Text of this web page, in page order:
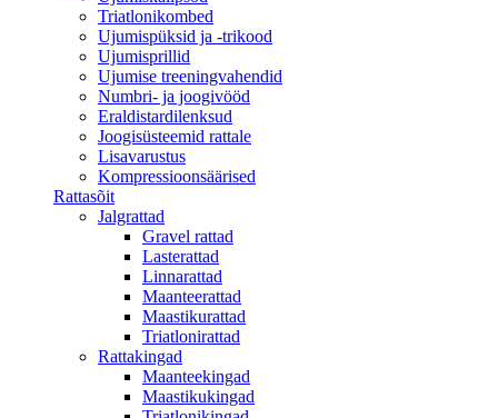
Triatlonikombed
Ujumispüksid ja -trikood
Ujumisprillid
Ujumise treeningvahendid
Numbri- ja joogivööd
Eraldistardilenksud
Joogisüsteemid rattale
Lisavarustus
Kompressioonsäärised
Rattasõit
Jalgrattad
Gravel rattad
Lasterattad
Linnarattad
Maanteerattad
Maastikurattad
Triatlonirattad
Rattakingad
Maanteekingad
Maastikukingad